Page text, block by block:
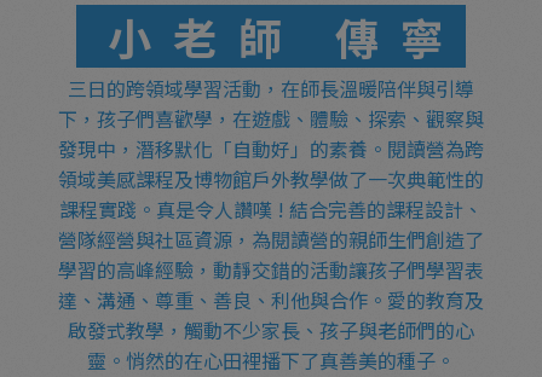
小老師 傳寧
三日的跨領域學習活動，在師長溫暖陪伴與引導
下，孩子們喜歡學，在遊戲、體驗、探索、觀察與
發現中，潛移默化「自動好」的素養。閱讀營為跨
領域美感課程及博物館戶外教學做了一次典範性的
課程實踐。真是令人讚嘆 ! 結合完善的課程設計、
營隊經營與社區資源，為閱讀營的親師生們創造了
學習的高峰經驗，動靜交錯的活動讓孩子們學習表
達、溝通、尊重、善良、利他與合作。愛的教育及
啟發式教學，觸動不少家長、孩子與老師們的心
靈。悄然的在心田裡播下了真善美的種子。